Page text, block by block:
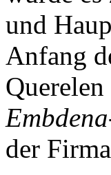
und
Anfang
der